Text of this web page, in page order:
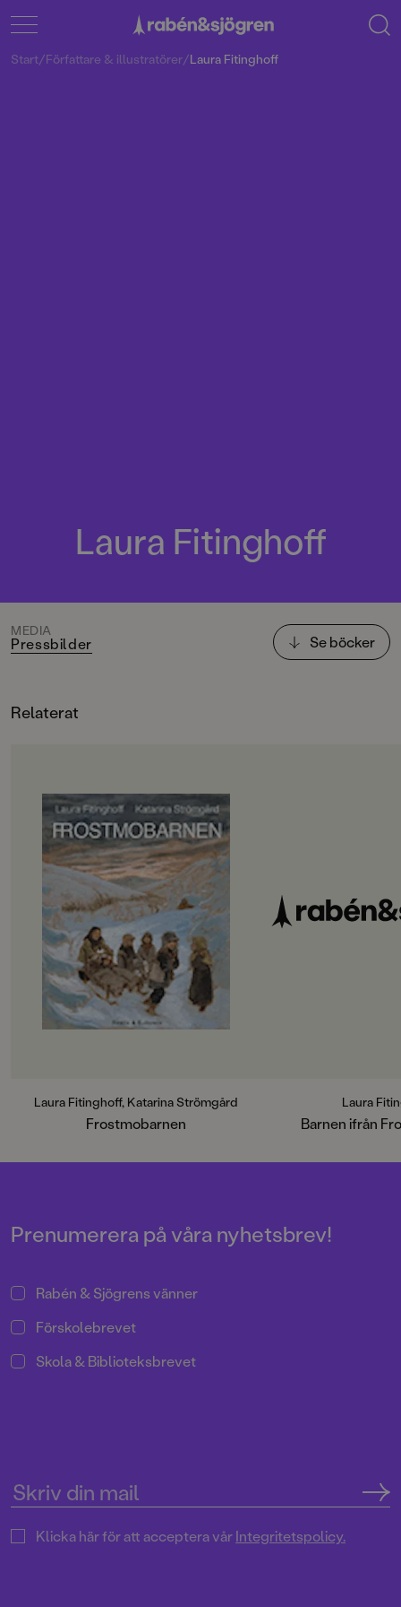
Start/Författare & illustratörer/Laura Fitinghoff
Laura Fitinghoff
MEDIA
Pressbilder Se böcker
Relaterat
Laura Fitinghoff, Katarina Strömgård
Frostmobarnen
Laura
Barnen ifrån
Prenumerera på våra nyhetsbrev!
Rabén & Sjögrens vänner
Förskolebrevet
Skola & Biblioteksbrevet
Klicka här för att acceptera vårIntegritetspolicy.